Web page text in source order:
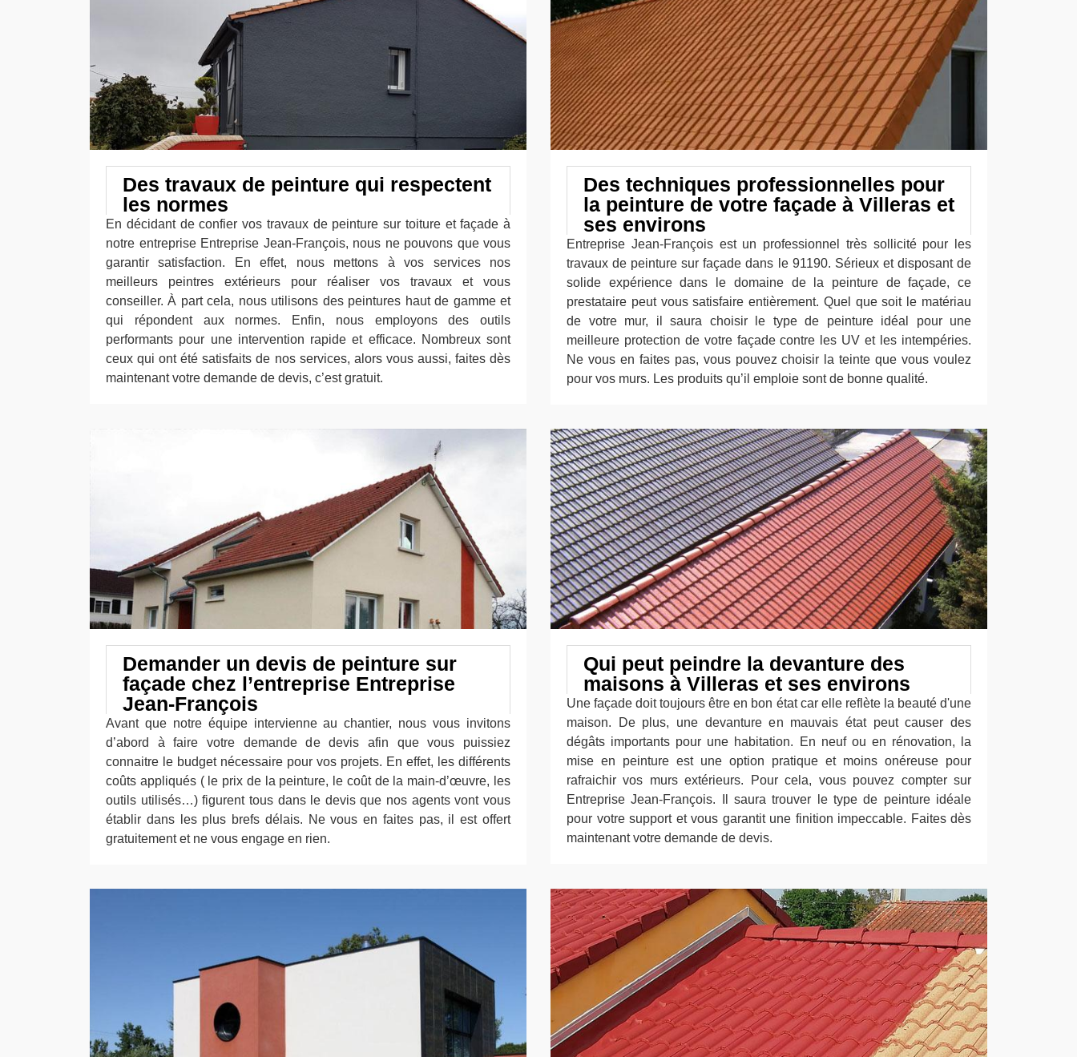
Des travaux de peinture qui respectent
les normes
En décidant de confier vos travaux de peinture sur toiture et façade à
notre entreprise Entreprise Jean-François, nous ne pouvons que vous
garantir satisfaction. En effet, nous mettons à vos services nos
meilleurs peintres extérieurs pour réaliser vos travaux et vous
conseiller. À part cela, nous utilisons des peintures haut de gamme et
qui répondent aux normes. Enfin, nous employons des outils
performants pour une intervention rapide et efficace. Nombreux sont
ceux qui ont été satisfaits de nos services, alors vous aussi, faites dès
maintenant votre demande de devis, c’est gratuit.
Des techniques professionnelles pour
la peinture de votre façade à Villeras et
ses environs
Entreprise Jean-François est un professionnel très sollicité pour les
travaux de peinture sur façade dans le 91190. Sérieux et disposant de
solide expérience dans le domaine de la peinture de façade, ce
prestataire peut vous satisfaire entièrement. Quel que soit le matériau
de votre mur, il saura choisir le type de peinture idéal pour une
meilleure protection de votre façade contre les UV et les intempéries.
Ne vous en faites pas, vous pouvez choisir la teinte que vous voulez
pour vos murs. Les produits qu’il emploie sont de bonne qualité.
Demander un devis de peinture sur
façade chez l’entreprise Entreprise
Jean-François
Avant que notre équipe intervienne au chantier, nous vous invitons
d’abord à faire votre demande de devis afin que vous puissiez
connaitre le budget nécessaire pour vos projets. En effet, les différents
coûts appliqués ( le prix de la peinture, le coût de la main-d’œuvre, les
outils utilisés…) figurent tous dans le devis que nos agents vont vous
établir dans les plus brefs délais. Ne vous en faites pas, il est offert
gratuitement et ne vous engage en rien.
Qui peut peindre la devanture des
maisons à Villeras et ses environs
Une façade doit toujours être en bon état car elle reflète la beauté d'une
maison. De plus, une devanture en mauvais état peut causer des
dégâts importants pour une habitation. En neuf ou en rénovation, la
mise en peinture est une option pratique et moins onéreuse pour
rafraichir vos murs extérieurs. Pour cela, vous pouvez compter sur
Entreprise Jean-François. Il saura trouver le type de peinture idéale
pour votre support et vous garantit une finition impeccable. Faites dès
maintenant votre demande de devis.